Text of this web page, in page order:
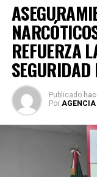
La coordinación
operativo en
REFUERZA
Publicado
Por AGENCIA